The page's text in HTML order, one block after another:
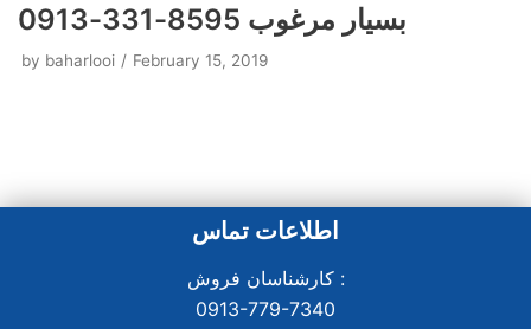
بسیار مرغوب 8595-331-0913
by baharlooi February 15, 2019
اطلاعات تماس
کارشناسان فروش :
0913-779-7340